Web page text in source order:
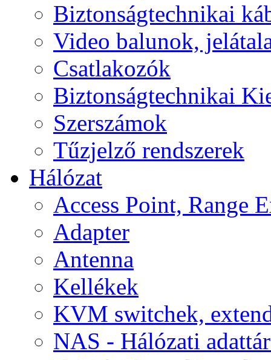
Biztonságtechnikai
Video balunok,
Csatlakozók
Biztonságtechnikai
Szerszámok
Tűzjelző rendszerek
Hálózat
Access Point, Range
Adapter
Antenna
Kellékek
KVM switchek,
NAS - Hálózati